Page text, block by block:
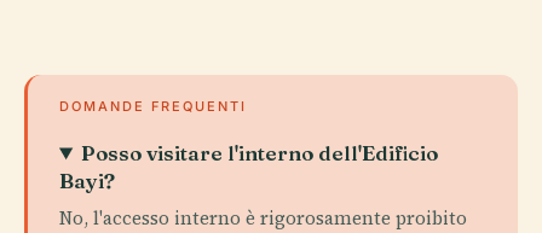
DOMANDE FREQUENTI
Posso visitare l'interno dell'Edificio
Bayi?
No, l'accesso interno è rigorosamente proibito